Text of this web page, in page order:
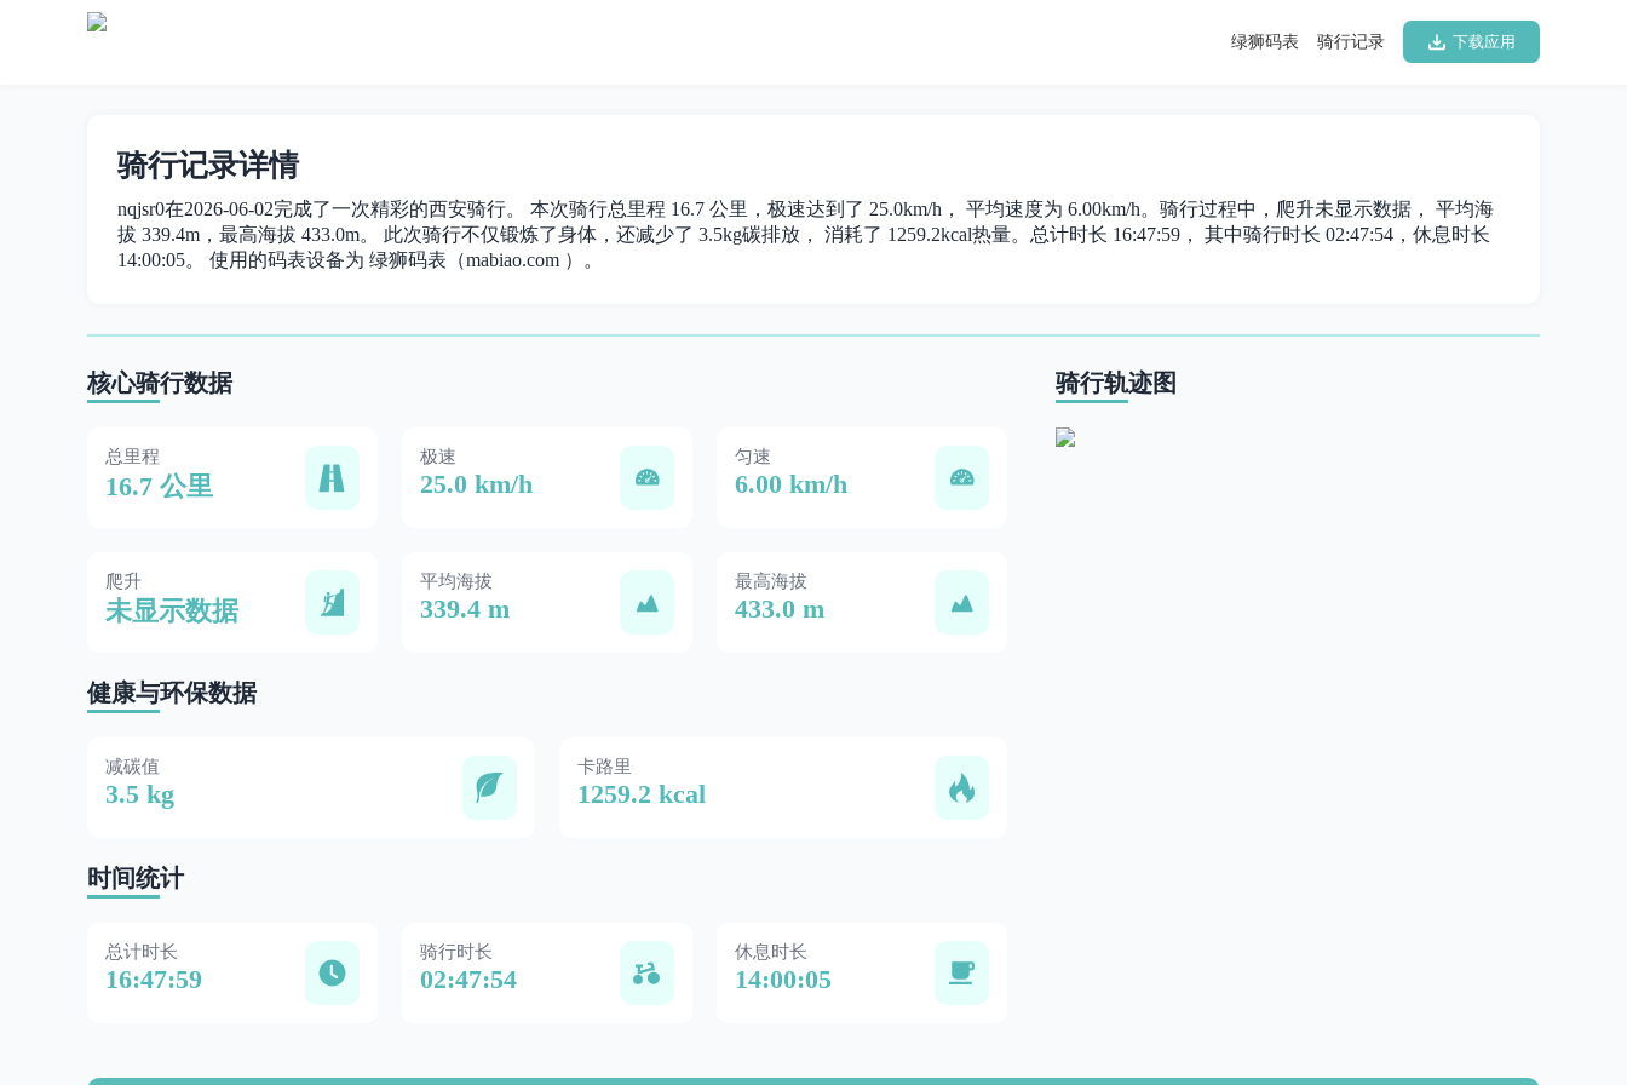
下载应用
骑行记录
绿狮码表
骑行记录详情
nqjsr0在2026-06-02完成了一次精彩的西安骑行。 本次骑行总里程 16.7 公里，极速达到了 25.0km/h， 平均速度为 6.00km/h。骑行过程中，爬升未显示数据， 平均海
拔 339.4m，最高海拔 433.0m。 此次骑行不仅锻炼了身体，还减少了 3.5kg碳排放， 消耗了 1259.2kcal热量。总计时长 16:47:59， 其中骑行时长 02:47:54，休息时长
14:00:05。 使用的码表设备为 绿狮码表（mabiao.com ）。
核心骑行数据
总里程
16.7 公里
极速
25.0 km/h
匀速
6.00 km/h
爬升
未显示数据
平均海拔
339.4 m
最高海拔
433.0 m
健康与环保数据
减碳值
3.5 kg
卡路里
1259.2 kcal
时间统计
总计时长
16:47:59
骑行时长
02:47:54
休息时长
14:00:05
骑行轨迹图